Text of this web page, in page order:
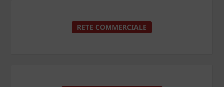
RETE COMMERCIALE